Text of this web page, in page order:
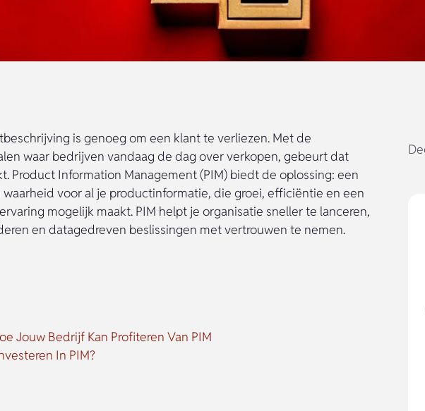
is genoeg om een klant te verliezen. Met de
waar bedrijven vandaag de dag over verkopen, gebeurt dat
Product Information Management (PIM) biedt de oplossing: een
voor al je productinformatie, die groei, efficiëntie en een
mogelijk maakt. PIM helpt je organisatie sneller te lanceren,
en datagedreven beslissingen met vertrouwen te nemen.
Jouw Bedrijf Kan Profiteren Van PIM
In PIM?